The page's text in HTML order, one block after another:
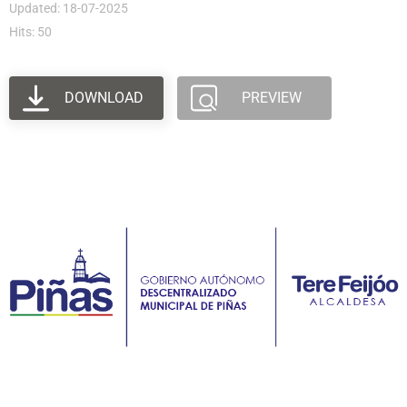
Updated: 18-07-2025
Hits: 50
DOWNLOAD PREVIEW